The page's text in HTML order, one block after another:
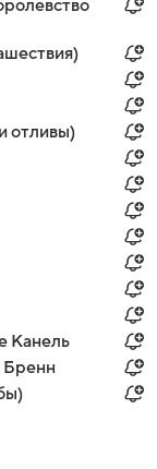
отливы)
Канель
Бренн